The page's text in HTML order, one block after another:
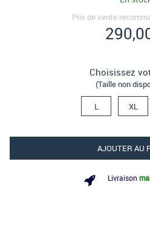
Prix de vente
Choisissez
(Taille non
L XL
AJOUTER AU
Livraison